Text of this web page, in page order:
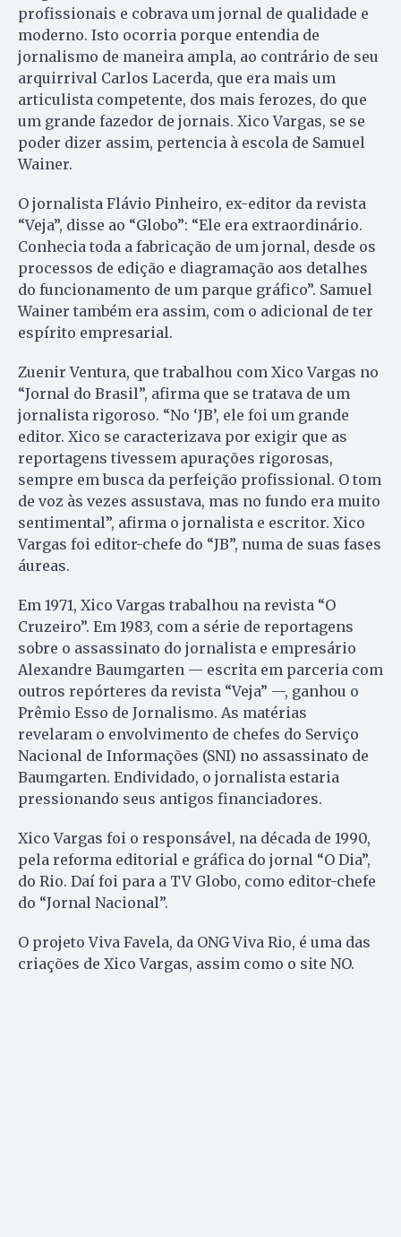
profissionais e cobrava um jornal de qualidade e
moderno. Isto ocorria porque entendia de
jornalismo de maneira ampla, ao contrário de seu
arquirrival Carlos Lacerda, que era mais um
articulista competente, dos mais ferozes, do que
um grande fazedor de jornais. Xico Vargas, se se
poder dizer assim, pertencia à escola de Samuel
Wainer.
O jornalista Flávio Pinheiro, ex-editor da revista
“Veja”, disse ao “Globo”: “Ele era extraordinário.
Conhecia toda a fabricação de um jornal, desde os
processos de edição e diagramação aos detalhes
do funcionamento de um parque gráfico”. Samuel
Wainer também era assim, com o adicional de ter
espírito empresarial.
Zuenir Ventura, que trabalhou com Xico Vargas no
“Jornal do Brasil”, afirma que se tratava de um
jornalista rigoroso. “No ‘JB’, ele foi um grande
editor. Xico se caracterizava por exigir que as
reportagens tivessem apurações rigorosas,
sempre em busca da perfeição profissional. O tom
de voz às vezes assustava, mas no fundo era muito
sentimental”, afirma o jornalista e escritor. Xico
Vargas foi editor-chefe do “JB”, numa de suas fases
áureas.
Em 1971, Xico Vargas trabalhou na revista “O
Cruzeiro”. Em 1983, com a série de reportagens
sobre o assassinato do jornalista e empresário
Alexandre Baumgarten — escrita em parceria com
outros repórteres da revista “Veja” —, ganhou o
Prêmio Esso de Jornalismo. As matérias
revelaram o envolvimento de chefes do Serviço
Nacional de Informações (SNI) no assassinato de
Baumgarten. Endividado, o jornalista estaria
pressionando seus antigos financiadores.
Xico Vargas foi o responsável, na década de 1990,
pela reforma editorial e gráfica do jornal “O Dia”,
do Rio. Daí foi para a TV Globo, como editor-chefe
do “Jornal Nacional”.
O projeto Viva Favela, da ONG Viva Rio, é uma das
criações de Xico Vargas, assim como o site NO.